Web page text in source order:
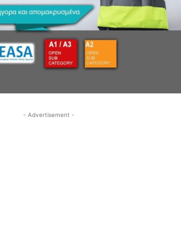
- Advertisement -